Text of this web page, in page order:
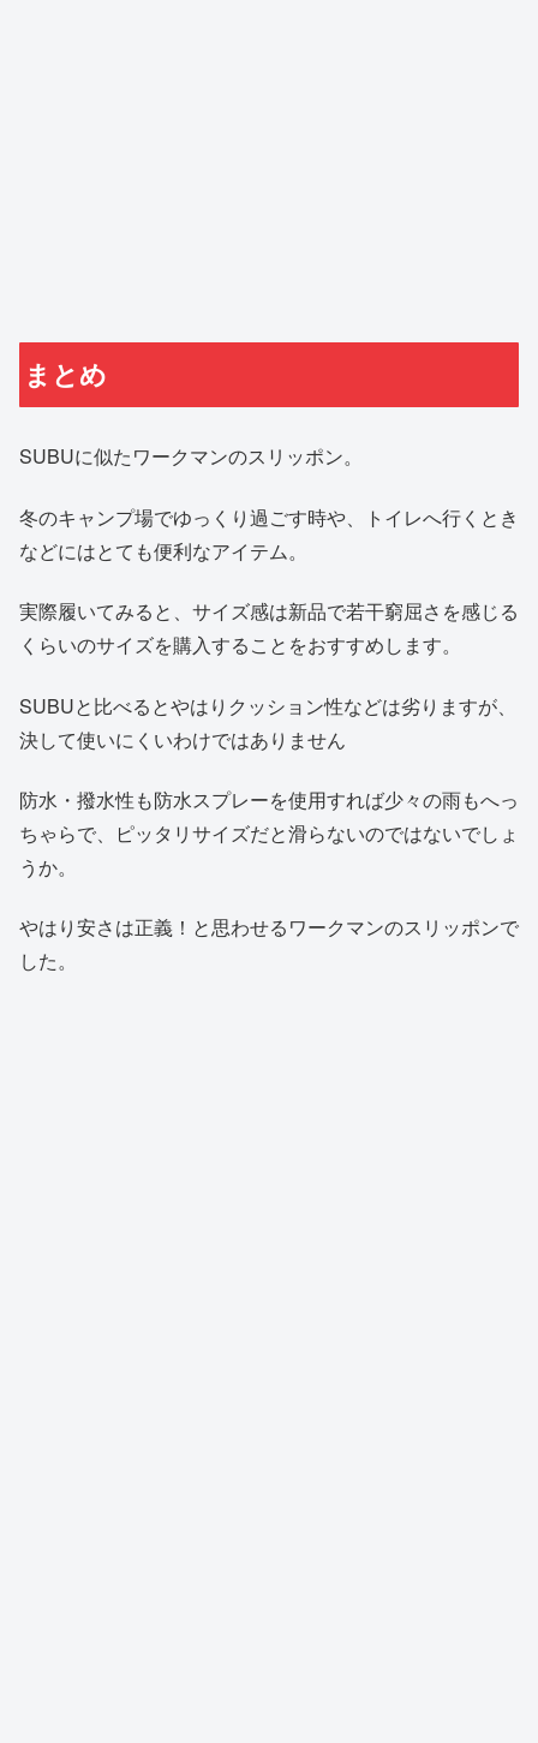
まとめ
SUBUに似たワークマンのスリッポン。
冬のキャンプ場でゆっくり過ごす時や、トイレへ行くとき
などにはとても便利なアイテム。
実際履いてみると、サイズ感は新品で若干窮屈さを感じる
くらいのサイズを購入することをおすすめします。
SUBUと比べるとやはりクッション性などは劣りますが、
決して使いにくいわけではありません
防水・撥水性も防水スプレーを使用すれば少々の雨もへっ
ちゃらで、ピッタリサイズだと滑らないのではないでしょ
うか。
やはり安さは正義！と思わせるワークマンのスリッポンで
した。